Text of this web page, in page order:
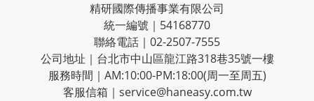
精研國際傳播事業有限公司
統一編號｜54168770
聯絡電話｜02-2507-7555
公司地址｜台北市中山區龍江路318巷35號一樓
服務時間｜AM:10:00-PM:18:00(周一至周五)
客服信箱｜service@haneasy.com.tw